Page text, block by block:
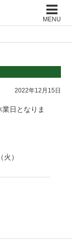
MENU
2022年12月15日
日となりま
）